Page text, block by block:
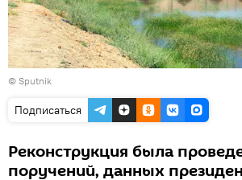
© Sputnik
Подписаться
Реконструкция была
поручений, данных